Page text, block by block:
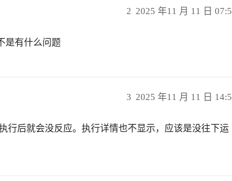
2025 年11 月 11 日
2
是有什么问题
2025 年11 月 11 日
3
行后就会没反应。执行详情也不显示，应该是没往下运